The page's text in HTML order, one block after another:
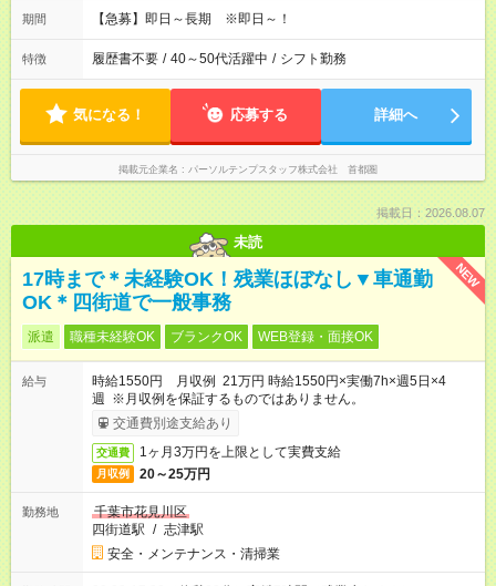
期間 【急募】即日～長期 ※即日～！
特徴 履歴書不要 / 40～50代活躍中 / シフト勤務
気になる！ 応募する 詳細へ
掲載元企業名 パーソルテンプスタッフ株式会社 首都圏
掲載日：2026.08.07
未読
NEW
17時まで＊未経験OK！残業ほぼなし▼車通勤
OK＊四街道で一般事務
派遣 職種未経験OK ブランクOK WEB登録・面接OK
給与
時給1550円 月収例 21万円 時給1550円×実働7h×週5日×4
週 ※月収例を保証するものではありません。
交通費別途支給あり
交通費 1ヶ月3万円を上限として実費支給
月収例 20～25万円
勤務地
千葉市花見川区
四街道駅 / 志津駅
安全・メンテナンス・清掃業